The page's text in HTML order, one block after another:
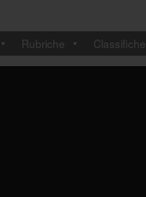
Rubriche Classifiche